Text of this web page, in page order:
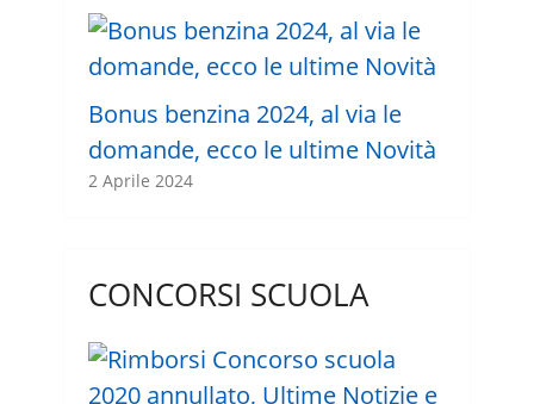
Bonus benzina 2024, al via le
domande, ecco le ultime Novità
2 Aprile 2024
CONCORSI SCUOLA